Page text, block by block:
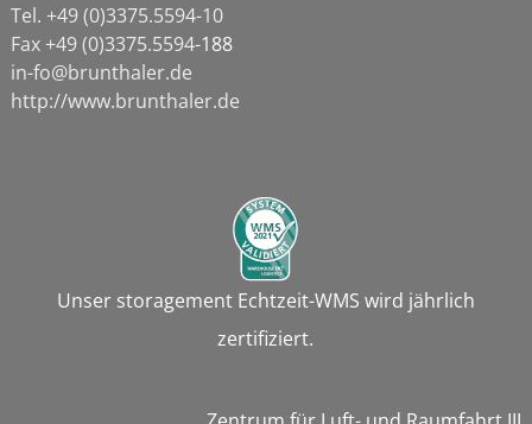
Tel. +49 (0)3375.5594-10
Fax +49 (0)3375.5594-188
in-fo@brunthaler.de
http://www.brunthaler.de
Unser storagement Echtzeit-WMS wird jährlich
zertifiziert.